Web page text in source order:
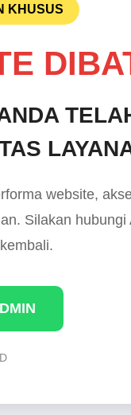
KHUSUS
website,
Silakan hubungi